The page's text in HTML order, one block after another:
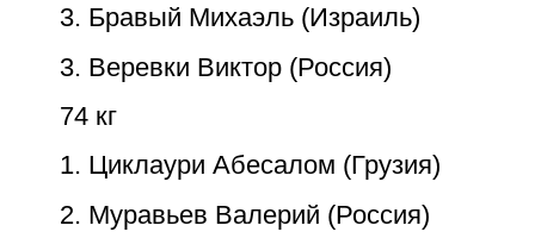
3. Бравый Михаэль (Израиль)
3. Веревки Виктор (Россия)
74 кг
1. Циклаури Абесалом (Грузия)
2. Муравьев Валерий (Россия)